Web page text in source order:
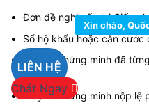
Đơn đề nghị cấp lại Giấy
Sổ hộ khẩu hoặc căn
Giấy tờ chứng minh đã
có).
Giấy tờ chứng minh nộp lệ
LIÊN HỆ
Chát Ngay
Xin chào,